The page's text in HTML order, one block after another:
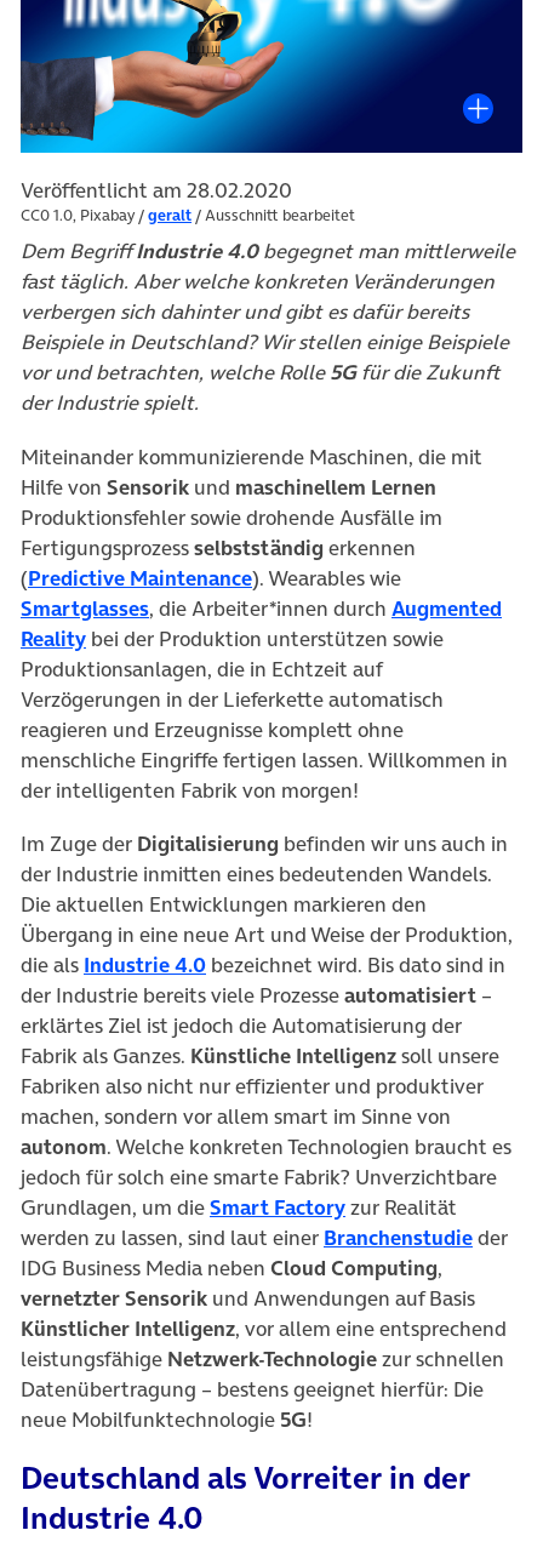
Veröffentlicht am 28.02.2020
CC0 1.0, Pixabay /geralt / Ausschnitt bearbeitet
Dem BegriffIndustrie 4.0begegnet man mittlerweile
fast täglich. Aber welche konkreten Veränderungen
verbergen sich dahinter und gibt es dafür bereits
Beispiele in Deutschland? Wir stellen einige Beispiele
vor und betrachten, welche Rolle5Gfür die Zukunft
der Industrie spielt.
Miteinander kommunizierende Maschinen, die mit
Hilfe von Sensorik und maschinellem Lernen
Produktionsfehler sowie drohende Ausfälle im
Fertigungsprozessselbstständig erkennen
(Predictive Maintenance(öffnet in neuem Tab)
). Wearables wie
Smartglasses(öffnet in neuem Tab)
, die Arbeiter*innen durch Augmented
Reality(öffnet in neuem Tab)
bei der Produktion unterstützen sowie
Produktionsanlagen, die in Echtzeit auf
Verzögerungen in der Lieferkette automatisch
reagieren und Erzeugnisse komplett ohne
menschliche Eingriffe fertigen lassen. Willkommen in
der intelligenten Fabrik von morgen!
Im Zuge der Digitalisierung befinden wir uns auch in
der Industrie inmitten eines bedeutenden Wandels.
Die aktuellen Entwicklungen markieren den
Übergang in eine neue Art und Weise der Produktion,
die als Industrie 4.0(öffnet in neuem Tab)
bezeichnet wird. Bis dato sind in
der Industrie bereits viele Prozesseautomatisiert –
erklärtes Ziel ist jedoch die Automatisierung der
Fabrik als Ganzes. Künstliche Intelligenzsoll unsere
Fabriken also nicht nur effizienter und produktiver
machen, sondern vor allem smart im Sinne von
autonom. Welche konkreten Technologien braucht es
jedoch für solch eine smarte Fabrik? Unverzichtbare
Grundlagen, um dieSmart Factory(öffnet in neuem
zur Realität
werden zu lassen, sind laut einer Branchenstudie(öffnet
der
IDG Business Media neben Cloud Computing,
vernetzter Sensorik und Anwendungen auf Basis
Künstlicher Intelligenz, vor allem eine entsprechend
leistungsfähige Netzwerk-Technologiezur schnellen
Datenübertragung ­– bestens geeignet hierfür: Die
neue Mobilfunktechnologie 5G!
Deutschland als Vorreiter in der
Industrie 4.0